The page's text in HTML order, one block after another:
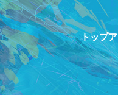
トップ